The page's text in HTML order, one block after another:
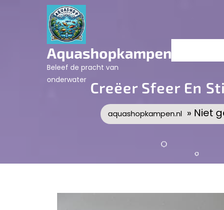
Aquashopkampen.nl
Beleef de pracht van
onderwater Creëer Sfeer En
aquashopkampen.nl» Niet